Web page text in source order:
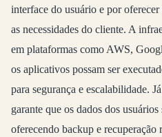
interface do usuário e por
as necessidades do cliente. A
em plataformas como AWS,
os aplicativos possam ser
para segurança e escalabilidade.
garante que os dados dos
oferecendo backup e recuperação